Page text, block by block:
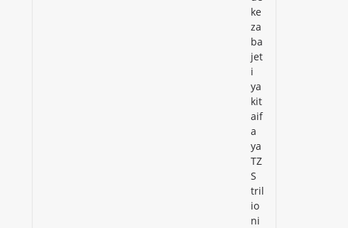
ke
za
ba
jet
i
ya
kit
aif
a
ya
TZ
S
tril
io
ni